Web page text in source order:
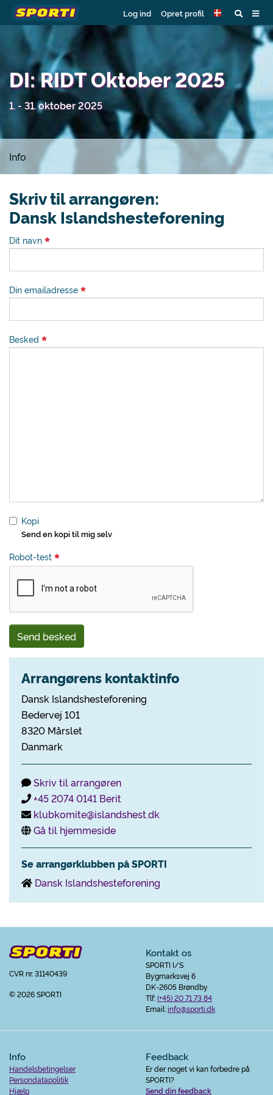
Log ind Opret profil
DI: RIDT Oktober 2025
1. - 31. oktober 2025
Info
Skriv til arrangøren:
Dansk Islandshesteforening
Dit navn
Din emailadresse
Besked
Kopi
Send en kopi til mig selv
Robot-test
Send besked
Arrangørens kontaktinfo
Dansk Islandshesteforening
Bedervej 101
8320 Mårslet
Danmark
Skriv til arrangøren
+45 2074 0141 Berit
klubkomite@islandshest.dk
Gå til hjemmeside
Se arrangørklubben på SPORTI
Dansk Islandshesteforening
CVR nr. 31140439
© 2026 SPORTI
Kontakt os
SPORTI I/S
Bygmarksvej 6
DK-2605 Brøndby
Tlf:(+45) 20 71 73 84
Email:info@sporti.dk
Info
Handelsbetingelser
Persondatapolitik
Hjælp
Feedback
Er der noget vi kan forbedre på
SPORTI?
Send din feedback